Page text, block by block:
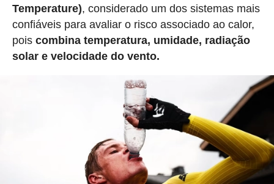
Temperature), considerado um dos sistemas mais
confiáveis para avaliar o risco associado ao calor,
pois combina temperatura, umidade, radiação
solar e velocidade do vento.